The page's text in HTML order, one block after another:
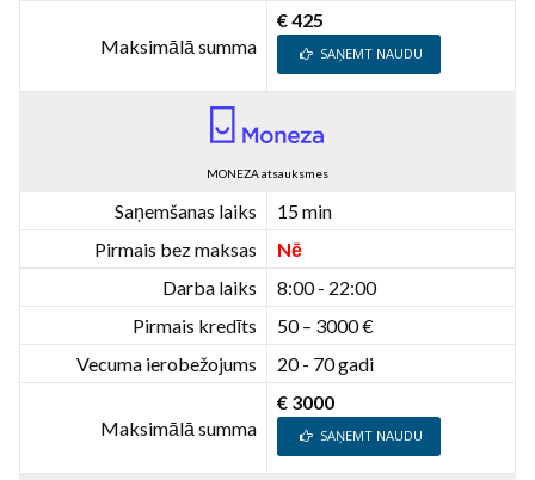
Maksimālā summa
€ 425
SAŅEMT NAUDU
MONEZA atsauksmes
Saņemšanas laiks
15 min
Pirmais bez maksas
Nē
Darba laiks
8:00 - 22:00
Pirmais kredīts
50 – 3000 €
Vecuma ierobežojums
20 - 70 gadi
Maksimālā summa
€ 3000
SAŅEMT NAUDU